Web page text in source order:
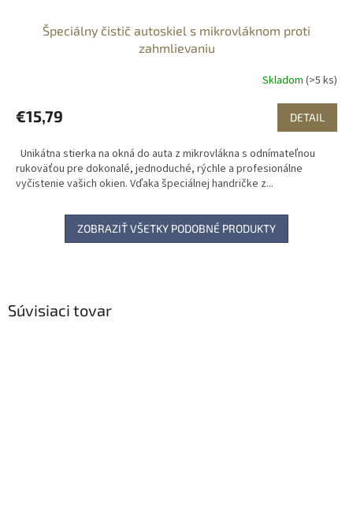
Súvisiaci tovar
Špeciálny čistič autoskiel s mikrovláknom proti
zahmlievaniu
Skladom (>5 ks)
€15,79 DETAIL
Unikátna stierka na okná do auta z mikrovlákna s odnímateľnou
rukoväťou pre dokonalé, jednoduché, rýchle a profesionálne
vyčistenie vašich okien. Vďaka špeciálnej handričke z...
ZOBRAZIŤ VŠETKY PODOBNÉ PRODUKTY